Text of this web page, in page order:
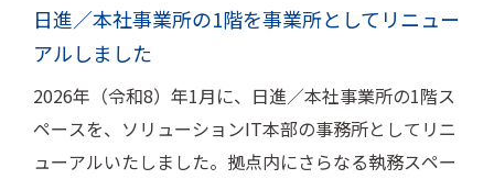
日進／本社事業所の1階を事業所としてリニュー
アルしました
2026年（令和8）年1月に、日進／本社事業所の1階ス
ペースを、ソリューションIT本部の事務所としてリニ
ューアルいたしました。拠点内にさらなる執務スペー